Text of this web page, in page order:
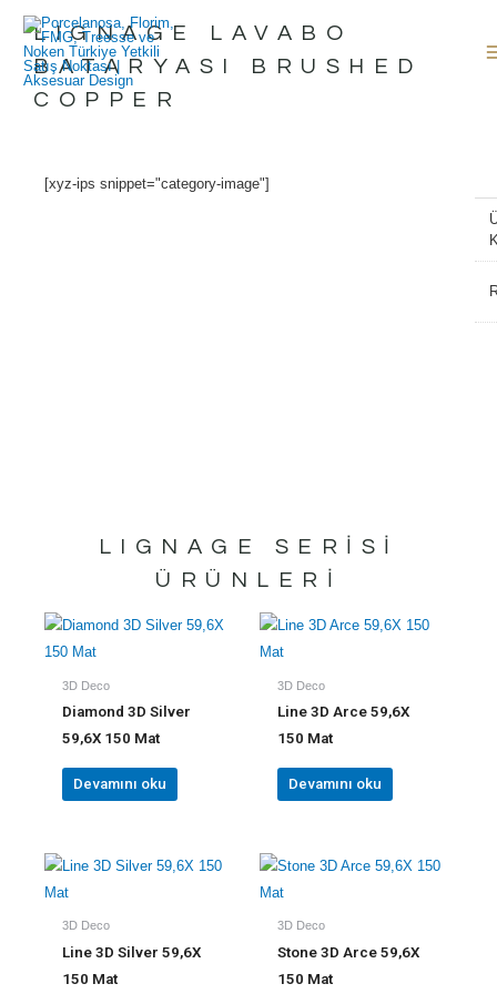
İçeriğe
LIGNAGE LAVABO
BATARYASI BRUSHED
COPPER
[xyz-ips snippet="category-image"]
LIGNAGE
SERISI
ÜRÜNLERI
3D Deco
Diamond 3D Silver
59,6X 150 Mat
Devamını oku
3D Deco
Line 3D Arce 59,6X
150 Mat
Devamını oku
3D Deco
Line 3D Silver 59,6X
150 Mat
3D Deco
Stone 3D Arce 59,6X
150 Mat